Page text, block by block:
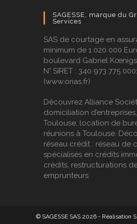
SAGESSE, marque du
Services
SAS de courtage en
minimum de 1 020 000
boulevard Gabriel Kœnigs
N° SIRET : 340 973 775
(www.orias.fr)
Découvrez Alliance
domiciliation
Toulouse, location de
réunions à Toulouse.
réseau crédit : réseau de
spécialisés en crédits
crédits, restructurations
emprunteurs.
© SAGESSE SAS 2026 - Réalisation